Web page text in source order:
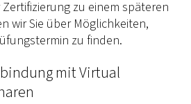
zu einem späteren
wir Sie über Möglichkeiten,
zu finden.
mit Virtual